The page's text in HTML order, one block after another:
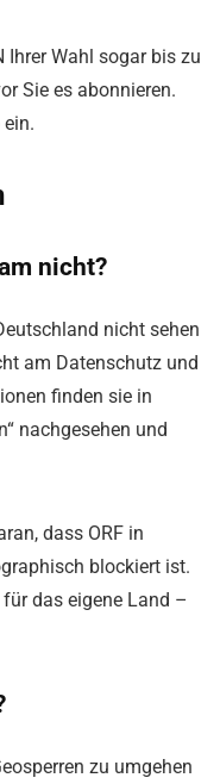
Ihrer Wahl sogar bis zu
Sie es abonnieren.
nicht?
nicht sehen
am Datenschutz und
finden sie in
nachgesehen und
dass ORF in
blockiert ist.
das eigene Land –
zu umgehen